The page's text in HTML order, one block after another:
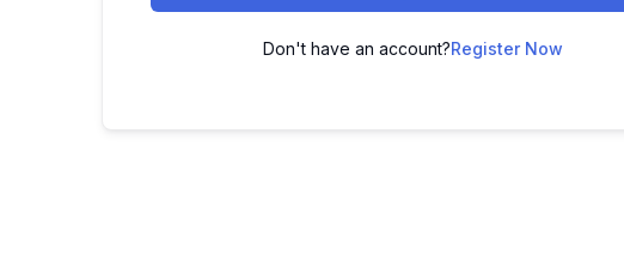
Don't have an account?Register Now